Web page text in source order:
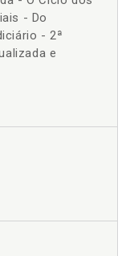
- Do
- 2ª
e